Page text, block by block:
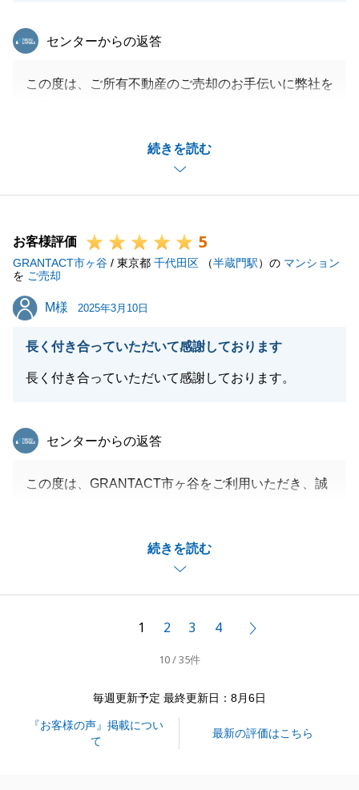
続きを読む
東急リバブル
センターからの返答
この度は、ご所有不動産のご売却のお手伝いに弊社を
ご相談時からお引渡しまで、H様には迅速なご対応を
いただいたおかげで、スムーズなお取引きをすること
また何かお力になれることがございましたら、是非ご
連絡を頂戴できればと思っております。
この度は、大変お世話になりました。
引き続き、どうぞよろしくお願いいたします。
閉じる
お客様評価 5
GRANTACT市ヶ谷 / 東京都 千代田区 （半蔵門駅）の マンション
を ご売却
M様
M様 2025年3月10日
長く付き合っていただいて感謝しております
長く付き合っていただいて感謝しております。
続きを読む
東急リバブル
センターからの返答
この度は、GRANTACT市ヶ谷をご利用いただき、誠
なくお引渡しを終えることができました。
重ねて御礼申し上げます。
今後も不動産に関するご相談がありましたら、お気軽
1 2 3 4
10 / 35件
毎週更新予定 最終更新日：8月6日
『お客様の声』掲載につい
て
最新の評価はこちら